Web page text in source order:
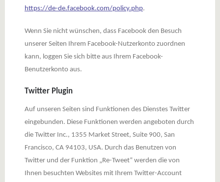
https://de-de.facebook.com/policy.php.
Wenn Sie nicht wünschen, dass Facebook den Besuch
unserer Seiten Ihrem Facebook-Nutzerkonto zuordnen
kann, loggen Sie sich bitte aus Ihrem Facebook-
Benutzerkonto aus.
Twitter Plugin
Auf unseren Seiten sind Funktionen des Dienstes Twitter
eingebunden. Diese Funktionen werden angeboten durch
die Twitter Inc., 1355 Market Street, Suite 900, San
Francisco, CA 94103, USA. Durch das Benutzen von
Twitter und der Funktion „Re-Tweet“ werden die von
Ihnen besuchten Websites mit Ihrem Twitter-Account